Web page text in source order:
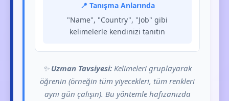
📍 Tanışma Anlarında
"Name", "Country", "Job" gibi
kelimelerle kendinizi tanıtın
✨ Uzman Tavsiyesi: Kelimeleri gruplayarak
öğrenin (örneğin tüm yiyecekleri, tüm renkleri
aynı gün çalışın). Bu yöntemle hafızanızda